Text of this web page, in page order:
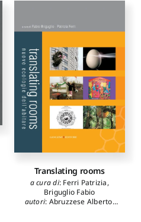
Irene ,Scotto Mario
Translating rooms
a cura di: Ferri Patrizia,
Briguglio Fabio
autori: Abruzzese Alberto,